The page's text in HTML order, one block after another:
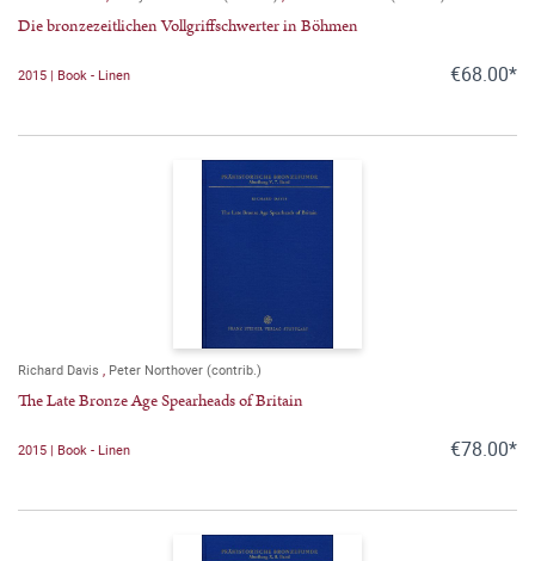
Die bronzezeitlichen Vollgriffschwerter in Böhmen
2015 | Book - Linen €68.00*
Richard Davis , Peter Northover (contrib.)
The Late Bronze Age Spearheads of Britain
2015 | Book - Linen €78.00*